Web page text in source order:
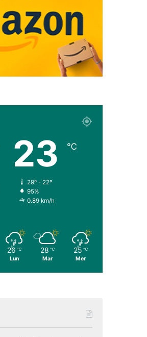
23 ℃
29º - 22º
95%
0.89 km/h
26 ℃
Lun
28 ℃
Mar
25 ℃
Mer